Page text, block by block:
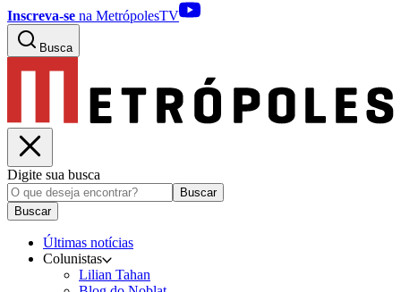
Inscreva-se na MetrópolesTV
Busca
Digite sua busca
Buscar
Buscar
Últimas notícias
Colunistas
Lilian Tahan